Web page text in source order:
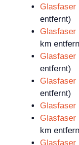
Glasfaser
entfernt)
Glasfaser
km
Glasfaser
entfernt)
Glasfaser
entfernt)
Glasfaser
Glasfaser
km
Glasfaser